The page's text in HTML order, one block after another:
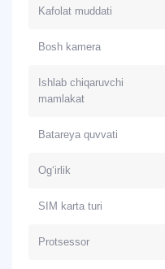
Kafolat muddati
Bosh kamera
Ishlab chiqaruvchi
mamlakat
Batareya quvvati
Og‘irlik
SIM karta turi
Protsessor